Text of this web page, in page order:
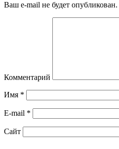
Ваш e-mail не будет опубликован.
Комментарий
Имя *
E-mail *
Сайт